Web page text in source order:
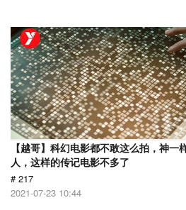
【越哥】科幻电影都不敢这么拍，神一
人，这样的传记电影不多了
# 217
2021-07-23 10:44